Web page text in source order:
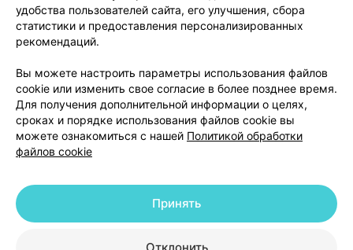
Размещение рекламы
Медицинский маркетинг
Публичный договор
Доставка
Способы оплаты
Вакансии
Партнеры
Написать руководителю 103.by
Написать в поддержку
Персональные настройки Cookie
© 2026 ООО «Артокс Лаб», УНП 191700409 | 220012, Республика Беларусь,
+375 291212755
удобства пользователей сайта, его улучшения, сбора
статистики и предоставления персонализированных
рекомендаций.
Вы можете настроить параметры использования файлов
cookie или изменить свое согласие в более позднее время.
Для получения дополнительной информации о целях,
сроках и порядке использования файлов cookie вы
можете ознакомиться с нашей Политикой обработки
файлов cookie
Принять